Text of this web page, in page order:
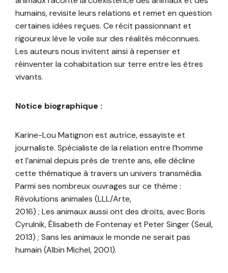
humains, revisite leurs relations et remet en question
certaines idées reçues. Ce récit passionnant et
rigoureux lève le voile sur des réalités méconnues.
Les auteurs nous invitent ainsi à repenser et
réinventer la cohabitation sur terre entre les êtres
vivants.
Notice biographique :
Karine-Lou Matignon est autrice, essayiste et
journaliste. Spécialiste de la relation entre l’homme
et l’animal depuis près de trente ans, elle décline
cette thématique à travers un univers transmédia.
Parmi ses nombreux ouvrages sur ce thème :
Révolutions animales (LLL/Arte,
2016) ; Les animaux aussi ont des droits, avec Boris
Cyrulnik, Élisabeth de Fontenay et Peter Singer (Seuil,
2013) ; Sans les animaux le monde ne serait pas
humain (Albin Michel, 2001).